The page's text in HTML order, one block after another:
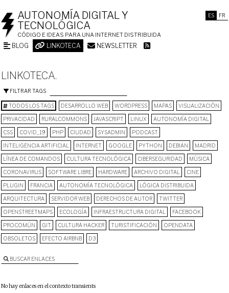
ES FR
AUTONOMÍA DIGITAL Y
TECNOLÓGICA
CÓDIGO E IDEAS PARA UNA INTERNET DISTRIBUIDA
BLOG LINKOTECA NEWSLETTER
LINKOTECA.
FILTRAR TAGS
TODOS LOS TAGS DESARROLLO WEB WORDPRESS MAPAS VISUALIZACIÓN
PRIVACIDAD RURALCOMMONS JAVASCRIPT LINUX AUTONOMÍA DIGITAL
CSS COVID_19 PHP CIUDAD SYSADMIN PODCAST
INTELIGENCIA ARTIFICIAL INTERNET GOOGLE PYTHON DEBIAN MADRID
LÍNEA DE COMANDOS CULTURA TECNOLÓGICA CIBERSEGURIDAD MÚSICA
CORONAVIRUS SOFTWARE LIBRE HARDWARE ARCHIVO DIGITAL CINE
PLUGIN FRANCIA AUTONOMÍA TECNOLÓGICA LÓGICA DISTRIBUIDA
ARQUITECTURA SERVIDOR WEB DERECHOS DE AUTOR TWITTER
OPENSTREETMAPS ECOLOGÍA INFRAESTRUCTURA DIGITAL FACEBOOK
PROCOMÚN GIT CULTURA HACKER TURISTIFICACIÓN OPENDATA
OBSOLETOS EFECTO AIRBNB D3
BUSCAR ENLACES
No hay enlaces en el contexto transients